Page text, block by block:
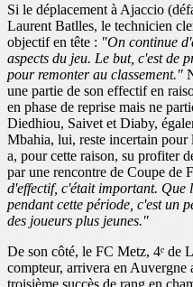
Si le déplacement à Ajaccio
Laurent Batlles, le technicien
objectif en tête : "On continue
aspects du jeu. Le but, c'est de
pour remonter au classement."
une partie de son effectif en
en phase de reprise mais ne
Diedhiou, Saivet et Diaby,
Mbahia, lui, reste incertain
a, pour cette raison, su profiter
par une rencontre de Coupe de
d'effectif, c'était important. Que
pendant cette période, c'est un
des joueurs plus jeunes."
De son côté, le FC Metz, 4ᵉ de
compteur, arrivera en Auvergne
troisième succès de rang en